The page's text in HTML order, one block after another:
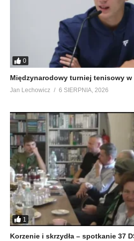
0
Międzynarodowy turniej tenisowy w
Jan Lechowicz 6 SIERPNIA, 2026
1
Korzenie i skrzydła – spotkanie 37